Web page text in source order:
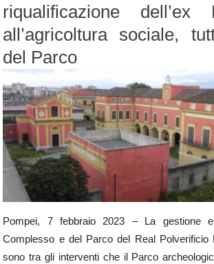
riqualificazione dell’ex
all’agricoltura sociale,
del Parco
Pompei, 7 febbraio 2023 – La gestione
Complesso e del Parco del Real Polverificio
sono tra gli interventi che il Parco